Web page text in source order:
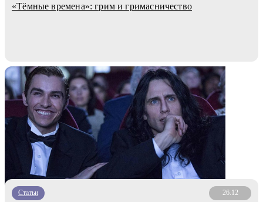
«Тёмные времена»: грим и гримасничество
Статьи 26.12